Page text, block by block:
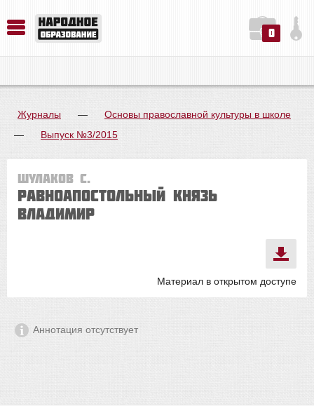
0
Журналы —
Основы православной культуры в школе
—
Выпуск №3/2015
Шулаков С.
Равноапостольный князь
Владимир
Материал в открытом доступе
Аннотация отсутствует